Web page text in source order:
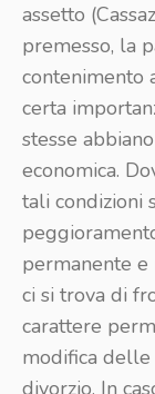
assetto
premesso, la
contenimento
certa
stesse
economica.
tali condizioni
permanente
ci si trova di
carattere
modifica delle
divorzio. In